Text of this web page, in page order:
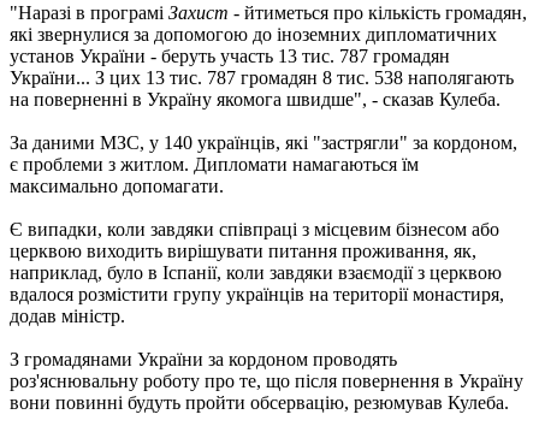
"Наразі в програмі Захист - йтиметься про кількість громадян,
які звернулися за допомогою до іноземних дипломатичних
установ України - беруть участь 13 тис. 787 громадян
України... З цих 13 тис. 787 громадян 8 тис. 538 наполягають
на поверненні в Україну якомога швидше", - сказав Кулеба.
За даними МЗС, у 140 українців, які "застрягли" за кордоном,
є проблеми з житлом. Дипломати намагаються їм
максимально допомагати.
Є випадки, коли завдяки співпраці з місцевим бізнесом або
церквою виходить вирішувати питання проживання, як,
наприклад, було в Іспанії, коли завдяки взаємодії з церквою
вдалося розмістити групу українців на території монастиря,
додав міністр.
З громадянами України за кордоном проводять
роз'яснювальну роботу про те, що після повернення в Україну
вони повинні будуть пройти обсервацію, резюмував Кулеба.